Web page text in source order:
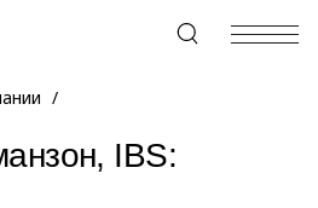
+7 (495) 967-80-80
/
IBS: